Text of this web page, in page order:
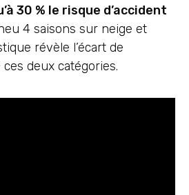
30 % le risque d’accident
4 saisons sur neige et
révèle l’écart de
deux catégories.